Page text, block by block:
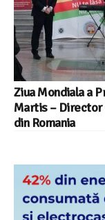
Ziua Mondiala a
Martis – Director
din Romania